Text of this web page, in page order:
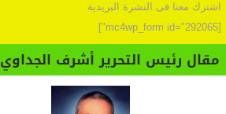
اشترك معنا فى النشرة البريدية
[mc4wp_form id="292065"]
مقال رئيس التحرير أشرف الجداوي